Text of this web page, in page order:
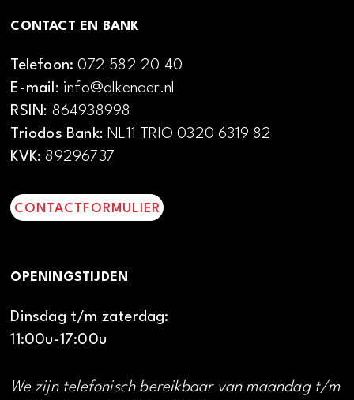
CONTACT EN BANK
Telefoon:072 582 20 40
E-mail: info@alkenaer.nl
RSIN: 864938998
Triodos Bank: NL11 TRIO 0320 6319 82
KVK: 89296737
CONTACTFORMULIER
OPENINGSTIJDEN
Dinsdag t/m zaterdag:
11:00u-17:00u
We zijn telefonisch bereikbaar van maandag t/m